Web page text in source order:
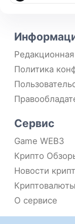
Политика
Сервис
Game WEB3
Крипто
Новости
Криптовалюты
О сервисе